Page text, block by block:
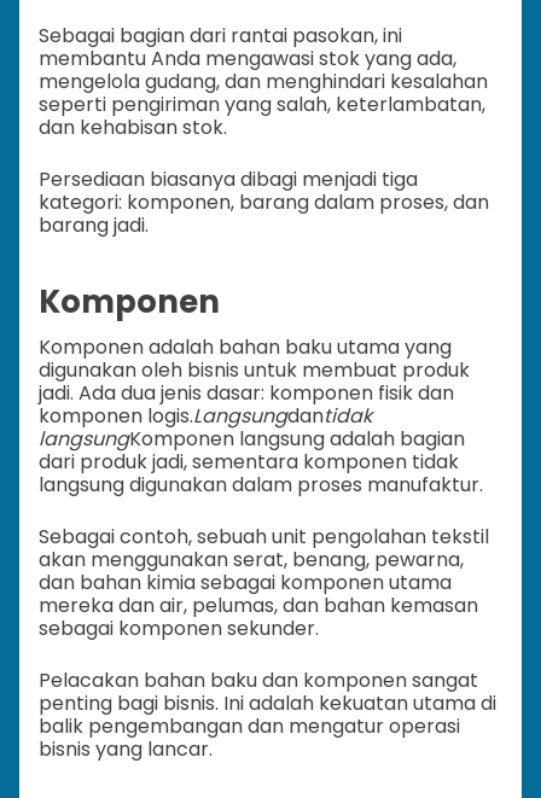
Sebagai bagian dari rantai pasokan, ini
membantu Anda mengawasi stok yang ada,
mengelola gudang, dan menghindari kesalahan
seperti pengiriman yang salah, keterlambatan,
dan kehabisan stok.
Persediaan biasanya dibagi menjadi tiga
kategori: komponen, barang dalam proses, dan
barang jadi.
Komponen
Komponen adalah bahan baku utama yang
digunakan oleh bisnis untuk membuat produk
jadi. Ada dua jenis dasar: komponen fisik dan
komponen logis.Langsungdantidak
langsungKomponen langsung adalah bagian
dari produk jadi, sementara komponen tidak
langsung digunakan dalam proses manufaktur.
Sebagai contoh, sebuah unit pengolahan tekstil
akan menggunakan serat, benang, pewarna,
dan bahan kimia sebagai komponen utama
mereka dan air, pelumas, dan bahan kemasan
sebagai komponen sekunder.
Pelacakan bahan baku dan komponen sangat
penting bagi bisnis. Ini adalah kekuatan utama di
balik pengembangan dan mengatur operasi
bisnis yang lancar.